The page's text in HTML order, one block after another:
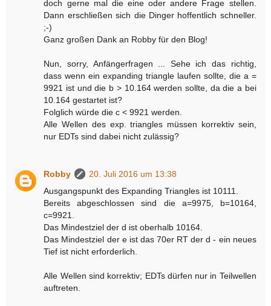
doch gerne mal die eine oder andere Frage stellen.
Dann erschließen sich die Dinger hoffentlich schneller.
;-)
Ganz großen Dank an Robby für den Blog!
Nun, sorry, Anfängerfragen ... Sehe ich das richtig,
dass wenn ein expanding triangle laufen sollte, die a =
9921 ist und die b > 10.164 werden sollte, da die a bei
10.164 gestartet ist?
Folglich würde die c < 9921 werden.
Alle Wellen des exp. triangles müssen korrektiv sein,
nur EDTs sind dabei nicht zulässig?
Robby
20. Juli 2016 um 13:38
Ausgangspunkt des Expanding Triangles ist 10111.
Bereits abgeschlossen sind die a=9975, b=10164,
c=9921.
Das Mindestziel der d ist oberhalb 10164.
Das Mindestziel der e ist das 70er RT der d - ein neues
Tief ist nicht erforderlich.
Alle Wellen sind korrektiv; EDTs dürfen nur in Teilwellen
auftreten.